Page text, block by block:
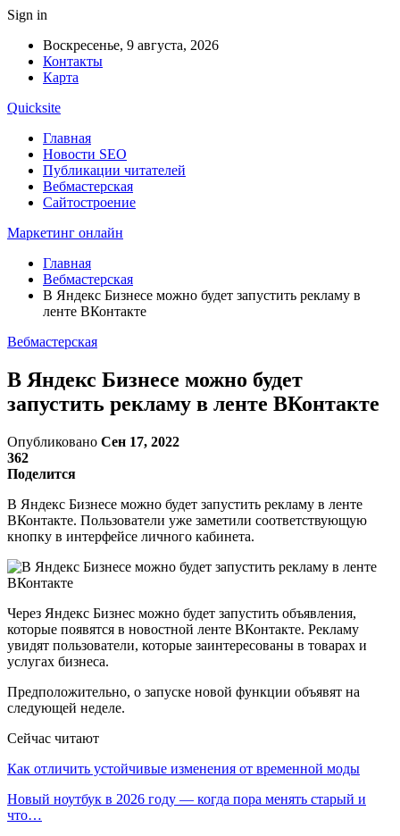
Sign in
Воскресенье, 9 августа, 2026
Контакты
Карта
Quicksite
Главная
Новости SEO
Публикации читателей
Вебмастерская
Сайтостроение
Маркетинг онлайн
Главная
Вебмастерская
В Яндекс Бизнесе можно будет запустить рекламу в
ленте ВКонтакте
Вебмастерская
В Яндекс Бизнесе можно будет
запустить рекламу в ленте ВКонтакте
Опубликовано Сен 17, 2022
362
Поделится
В Яндекс Бизнесе можно будет запустить рекламу в ленте
ВКонтакте. Пользователи уже заметили соответствующую
кнопку в интерфейсе личного кабинета.
Через Яндекс Бизнес можно будет запустить объявления,
которые появятся в новостной ленте ВКонтакте. Рекламу
увидят пользователи, которые заинтересованы в товарах и
услугах бизнеса.
Предположительно, о запуске новой функции объявят на
следующей неделе.
Сейчас читают
Как отличить устойчивые изменения от временной моды
Новый ноутбук в 2026 году — когда пора менять старый и
что…